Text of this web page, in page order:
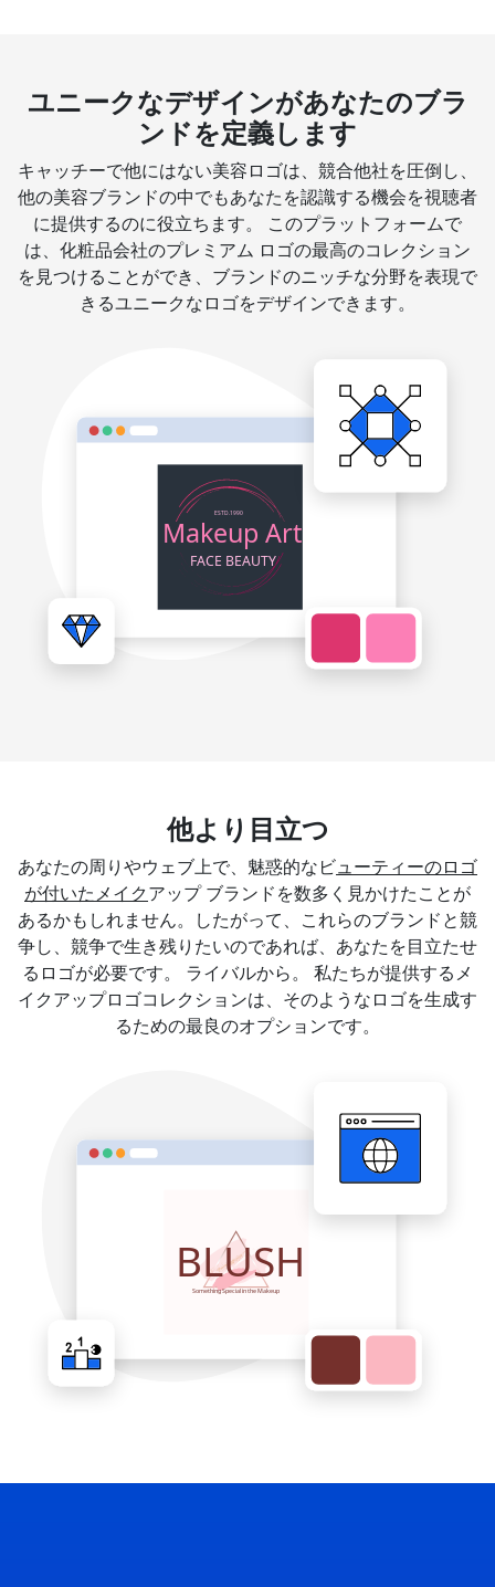
ユニークなデザインがあなたのブラ
ンドを定義します
キャッチーで他にはない美容ロゴは、競合他社を圧倒し、
他の美容ブランドの中でもあなたを認識する機会を視聴者
に提供するのに役立ちます。 このプラットフォームで
は、化粧品会社のプレミアム ロゴの最高のコレクション
を見つけることができ、ブランドのニッチな分野を表現で
きるユニークなロゴをデザインできます。
他より目立つ
あなたの周りやウェブ上で、魅惑的なビ ューティーのロゴ
が付いたメイク アップ ブランドを数多く見かけたことが
あるかもしれません。したがって、これらのブランドと競
争し、競争で生き残りたいのであれば、あなたを目立たせ
るロゴが必要です。 ライバルから。 私たちが提供するメ
イクアップロゴコレクションは、そのようなロゴを生成す
るための最良のオプションです。